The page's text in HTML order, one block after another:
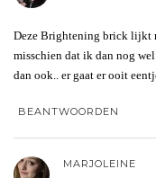
Deze Brightening brick lijkt
misschien dat ik dan nog
dan ook.. er gaat er ooit
BEANTWOORDEN
MARJOLEINE